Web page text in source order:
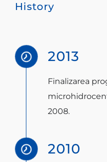
Sustainability
Products & services
MEDIA
History
2013
Finalizarea
2008.
2010